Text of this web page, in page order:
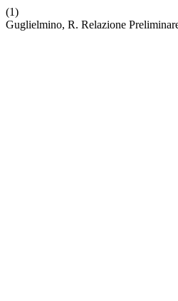
(1)
Guglielmino, R. Relazione